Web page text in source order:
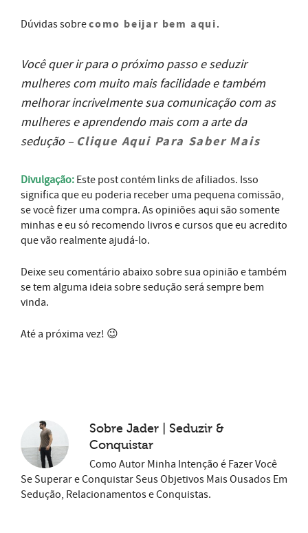
Dúvidas sobrecomo beijar bem aqui.
Você quer ir para o próximo passo e seduzir
mulheres com muito mais facilidade e também
melhorar incrivelmente sua comunicação com as
mulheres e aprendendo mais com a arte da
sedução – Clique Aqui Para Saber Mais
Divulgação: Este post contém links de afiliados. Isso
significa que eu poderia receber uma pequena comissão,
se você fizer uma compra. As opiniões aqui são somente
minhas e eu só recomendo livros e cursos que eu acredito
que vão realmente ajudá-lo.
Deixe seu comentário abaixo sobre sua opinião e também
se tem alguma ideia sobre sedução será sempre bem
vinda.
Até a próxima vez! 😉
Sobre Jader | Seduzir &
Conquistar
Como Autor Minha Intenção é Fazer Você
Se Superar e Conquistar Seus Objetivos Mais Ousados Em
Sedução, Relacionamentos e Conquistas.